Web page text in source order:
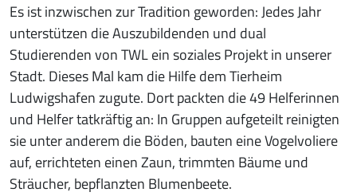
Es ist inzwischen zur Tradition geworden: Jedes Jahr
unterstützen die Auszubildenden und dual
Studierenden von TWL ein soziales Projekt in unserer
Stadt. Dieses Mal kam die Hilfe dem Tierheim
Ludwigshafen zugute. Dort packten die 49 Helferinnen
und Helfer tatkräftig an: In Gruppen aufgeteilt reinigten
sie unter anderem die Böden, bauten eine Vogelvoliere
auf, errichteten einen Zaun, trimmten Bäume und
Sträucher, bepflanzten Blumenbeete.